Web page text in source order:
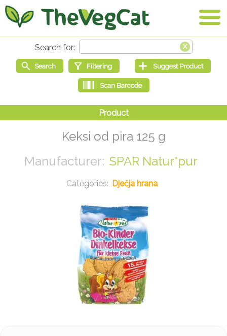
Keksi od pira 125 g
SPAR Natur*pur
Dječja hrana